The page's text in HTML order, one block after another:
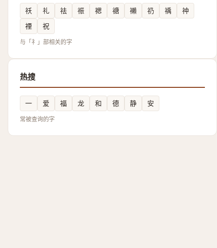
祅 礼 祛 祳 禗 禟 䄤 礽 䄔
祌
禋
祝
与「礻」部相关的字
热搜
一 爱 福 龙 和 德 静 安
常被查询的字